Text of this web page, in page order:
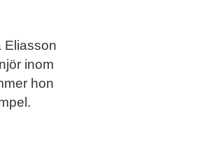
Eliasson
inom
hon